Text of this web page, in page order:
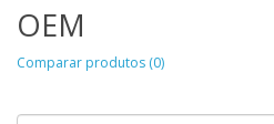
OEM
Comparar produtos (0)